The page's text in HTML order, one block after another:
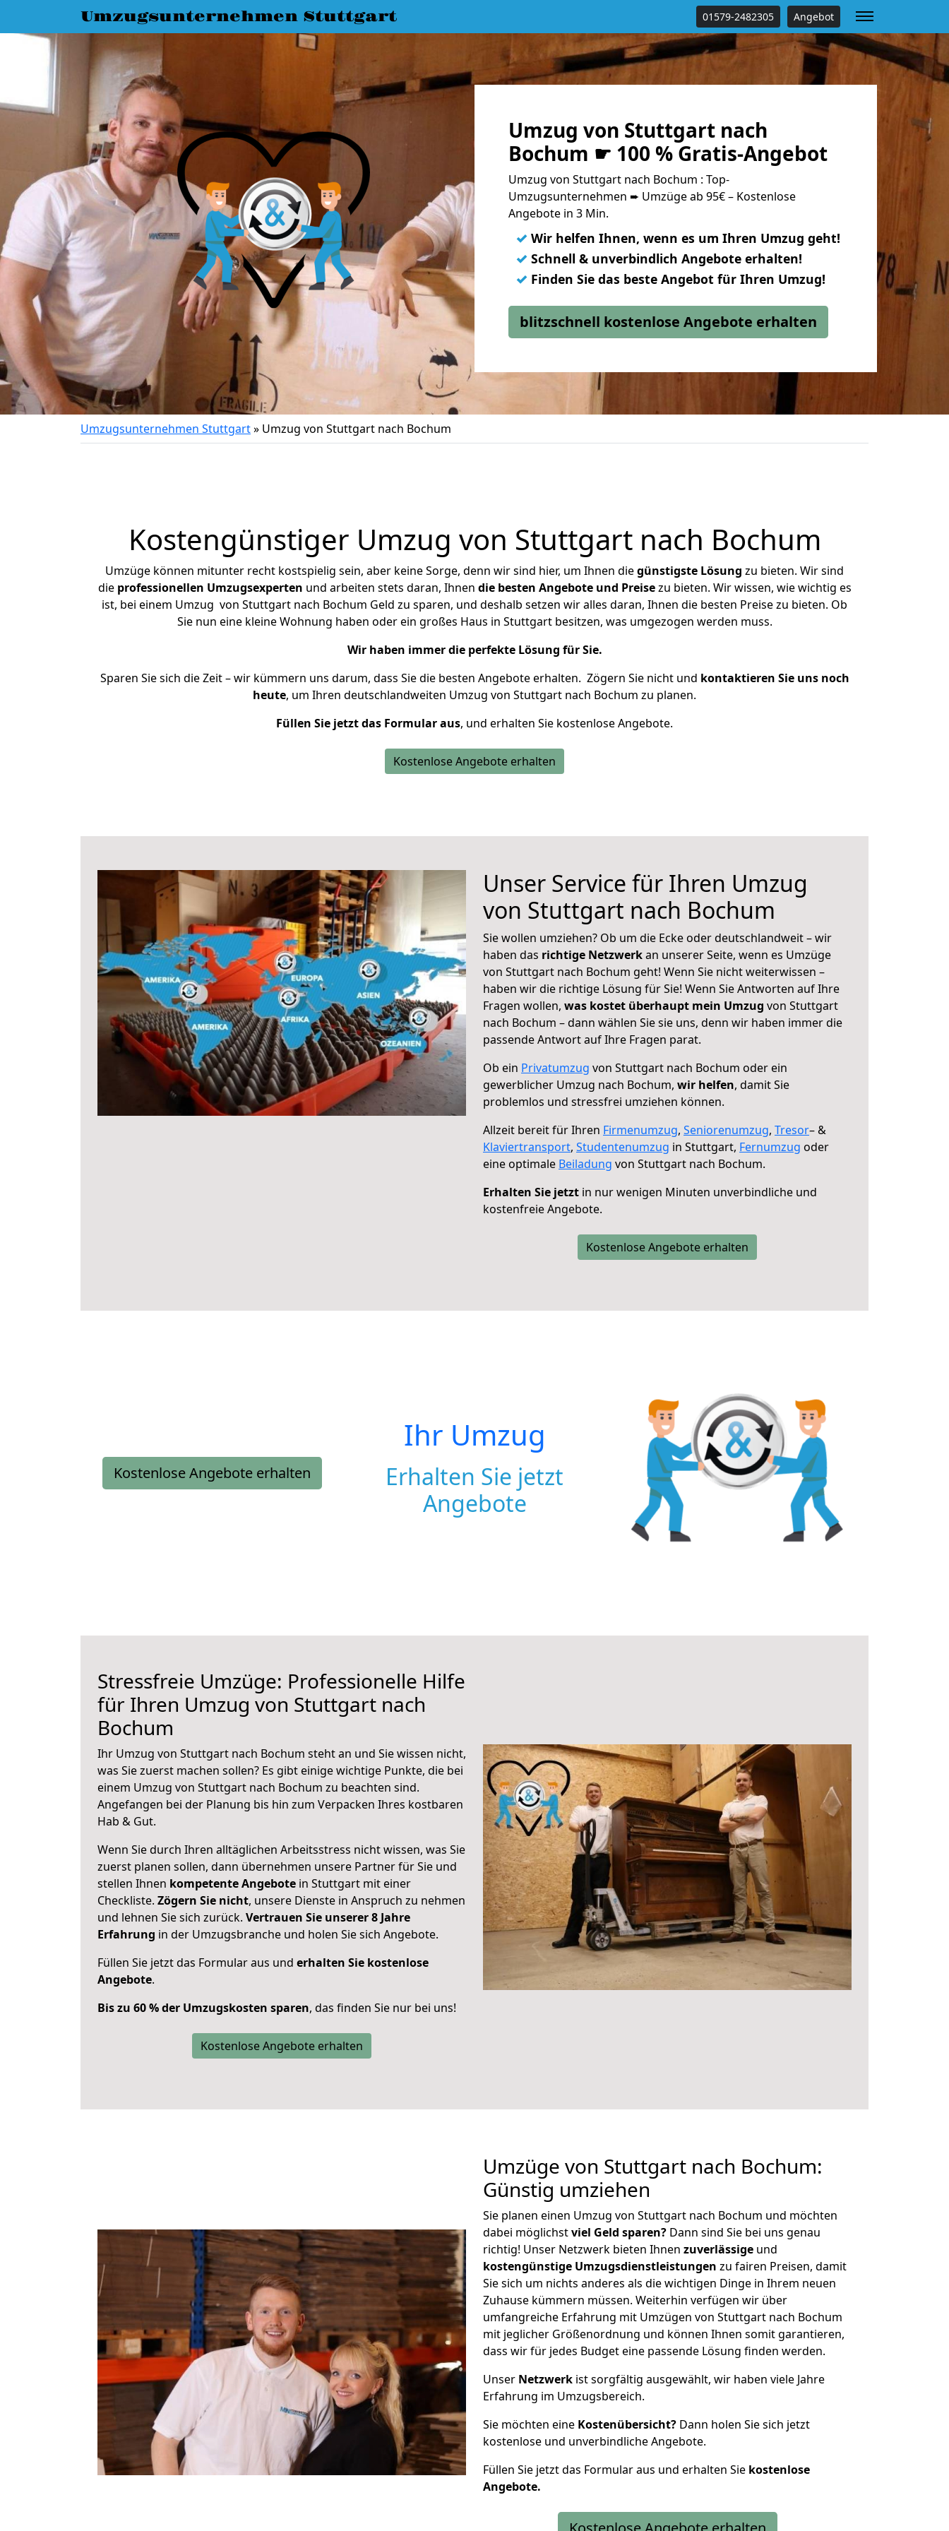
Umzugsunternehmen Stuttgart 01579-2482305 Angebot
Umzug von Stuttgart nach
Bochum ☛ 100 % Gratis-Angebot
Umzug von Stuttgart nach Bochum : Top-
Umzugsunternehmen ➨ Umzüge ab 95€ – Kostenlose
Angebote in 3 Min.
✓ Wir helfen Ihnen, wenn es um Ihren Umzug geht!
✓ Schnell & unverbindlich Angebote erhalten!
✓ Finden Sie das beste Angebot für Ihren Umzug!
blitzschnell kostenlose Angebote erhalten
Umzugsunternehmen Stuttgart» Umzug von Stuttgart nach Bochum
Kostengünstiger Umzug von Stuttgart nach Bochum
Umzüge können mitunter recht kostspielig sein, aber keine Sorge, denn wir sind hier, um Ihnen diegünstigste Lösung zu bieten. Wir sind
die professionellen Umzugsexperten und arbeiten stets daran, Ihnen die besten Angebote und Preisezu bieten. Wir wissen, wie wichtig es
ist, bei einem Umzug von Stuttgart nach Bochum Geld zu sparen, und deshalb setzen wir alles daran, Ihnen die besten Preise zu bieten. Ob
Sie nun eine kleine Wohnung haben oder ein großes Haus in Stuttgart besitzen, was umgezogen werden muss.
Wir haben immer die perfekte Lösung für Sie.
Sparen Sie sich die Zeit – wir kümmern uns darum, dass Sie die besten Angebote erhalten. Zögern Sie nicht und kontaktieren Sie uns noch
heute, um Ihren deutschlandweiten Umzug von Stuttgart nach Bochum zu planen.
Füllen Sie jetzt das Formular aus, und erhalten Sie kostenlose Angebote.
Kostenlose Angebote erhalten
Unser Service für Ihren Umzug
von Stuttgart nach Bochum
Sie wollen umziehen? Ob um die Ecke oder deutschlandweit – wir
haben das richtige Netzwerkan unserer Seite, wenn es Umzüge
von Stuttgart nach Bochum geht! Wenn Sie nicht weiterwissen –
haben wir die richtige Lösung für Sie! Wenn Sie Antworten auf Ihre
Fragen wollen, was kostet überhaupt mein Umzug von Stuttgart
nach Bochum – dann wählen Sie sie uns, denn wir haben immer die
passende Antwort auf Ihre Fragen parat.
Ob ein Privatumzug von Stuttgart nach Bochum oder ein
gewerblicher Umzug nach Bochum, wir helfen, damit Sie
problemlos und stressfrei umziehen können.
Allzeit bereit für Ihren Firmenumzug, Seniorenumzug, Tresor– &
Klaviertransport, Studentenumzug in Stuttgart, Fernumzug oder
eine optimale Beiladung von Stuttgart nach Bochum.
Erhalten Sie jetzt in nur wenigen Minuten unverbindliche und
kostenfreie Angebote.
Kostenlose Angebote erhalten
Kostenlose Angebote erhalten
Ihr Umzug
Erhalten Sie jetzt
Angebote
Stressfreie Umzüge: Professionelle Hilfe
für Ihren Umzug von Stuttgart nach
Bochum
Ihr Umzug von Stuttgart nach Bochum steht an und Sie wissen nicht,
was Sie zuerst machen sollen? Es gibt einige wichtige Punkte, die bei
einem Umzug von Stuttgart nach Bochum zu beachten sind.
Angefangen bei der Planung bis hin zum Verpacken Ihres kostbaren
Hab & Gut.
Wenn Sie durch Ihren alltäglichen Arbeitsstress nicht wissen, was Sie
zuerst planen sollen, dann übernehmen unsere Partner für Sie und
stellen Ihnen kompetente Angebote in Stuttgart mit einer
Checkliste. Zögern Sie nicht, unsere Dienste in Anspruch zu nehmen
und lehnen Sie sich zurück. Vertrauen Sie unserer 8 Jahre
Erfahrung in der Umzugsbranche und holen Sie sich Angebote.
Füllen Sie jetzt das Formular aus und erhalten Sie kostenlose
Angebote.
Bis zu 60 % der Umzugskosten sparen, das finden Sie nur bei uns!
Kostenlose Angebote erhalten
Umzüge von Stuttgart nach Bochum:
Günstig umziehen
Sie planen einen Umzug von Stuttgart nach Bochum und möchten
dabei möglichstviel Geld sparen? Dann sind Sie bei uns genau
richtig! Unser Netzwerk bieten Ihnen zuverlässige und
kostengünstige Umzugsdienstleistungen zu fairen Preisen, damit
Sie sich um nichts anderes als die wichtigen Dinge in Ihrem neuen
Zuhause kümmern müssen. Weiterhin verfügen wir über
umfangreiche Erfahrung mit Umzügen von Stuttgart nach Bochum
mit jeglicher Größenordnung und können Ihnen somit garantieren,
dass wir für jedes Budget eine passende Lösung finden werden.
Unser Netzwerk ist sorgfältig ausgewählt, wir haben viele Jahre
Erfahrung im Umzugsbereich.
Sie möchten eine Kostenübersicht? Dann holen Sie sich jetzt
kostenlose und unverbindliche Angebote.
Füllen Sie jetzt das Formular aus und erhalten Sie kostenlose
Angebote.